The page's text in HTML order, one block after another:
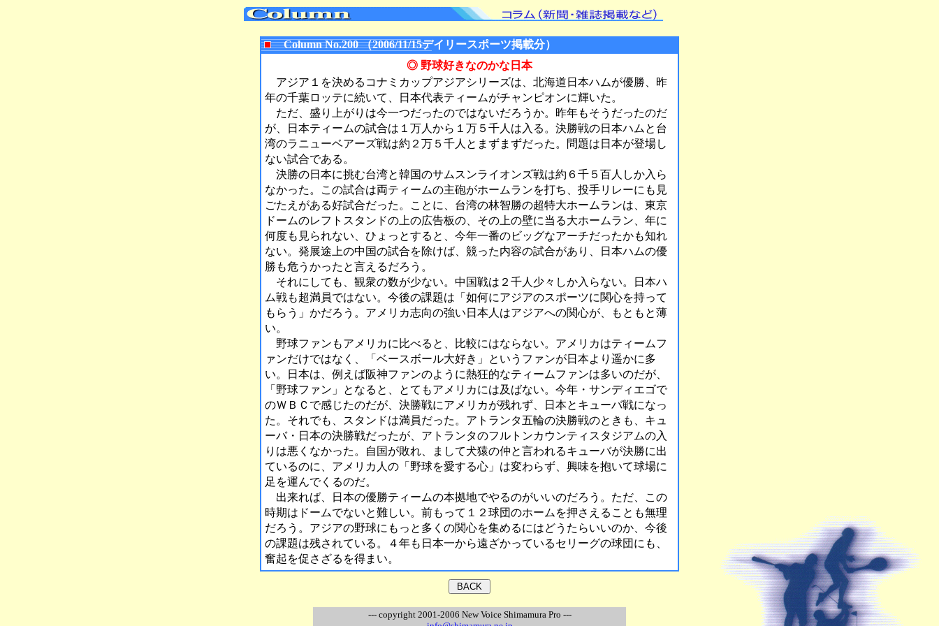
Column No.200 （2006/11/15デイリースポーツ掲載分）
◎ 野球好きなのかな日本
アジア１を決めるコナミカップアジアシリーズは、北海道日本ハムが優勝、昨
年の千葉ロッテに続いて、日本代表ティームがチャンピオンに輝いた。
ただ、盛り上がりは今一つだったのではないだろうか。昨年もそうだったのだ
が、日本ティームの試合は１万人から１万５千人は入る。決勝戦の日本ハムと台
湾のラニューベアーズ戦は約２万５千人とまずまずだった。問題は日本が登場し
ない試合である。
決勝の日本に挑む台湾と韓国のサムスンライオンズ戦は約６千５百人しか入ら
なかった。この試合は両ティームの主砲がホームランを打ち、投手リレーにも見
ごたえがある好試合だった。ことに、台湾の林智勝の超特大ホームランは、東京
ドームのレフトスタンドの上の広告板の、その上の壁に当る大ホームラン、年に
何度も見られない、ひょっとすると、今年一番のビッグなアーチだったかも知れ
ない。発展途上の中国の試合を除けば、競った内容の試合があり、日本ハムの優
勝も危うかったと言えるだろう。
それにしても、観衆の数が少ない。中国戦は２千人少々しか入らない。日本ハ
ム戦も超満員ではない。今後の課題は「如何にアジアのスポーツに関心を持って
もらう」かだろう。アメリカ志向の強い日本人はアジアへの関心が、もともと薄
い。
野球ファンもアメリカに比べると、比較にはならない。アメリカはティームフ
ァンだけではなく、「ベースボール大好き」というファンが日本より遥かに多
い。日本は、例えば阪神ファンのように熱狂的なティームファンは多いのだが、
「野球ファン」となると、とてもアメリカには及ばない。今年・サンディエゴで
のＷＢＣで感じたのだが、決勝戦にアメリカが残れず、日本とキューバ戦になっ
た。それでも、スタンドは満員だった。アトランタ五輪の決勝戦のときも、キュ
ーバ・日本の決勝戦だったが、アトランタのフルトンカウンティスタジアムの入
りは悪くなかった。自国が敗れ、まして犬猿の仲と言われるキューバが決勝に出
ているのに、アメリカ人の「野球を愛する心」は変わらず、興味を抱いて球場に
足を運んでくるのだ。
出来れば、日本の優勝ティームの本拠地でやるのがいいのだろう。ただ、この
時期はドームでないと難しい。前もって１２球団のホームを押さえることも無理
だろう。アジアの野球にもっと多くの関心を集めるにはどうたらいいのか、今後
の課題は残されている。４年も日本一から遠ざかっているセリーグの球団にも、
奮起を促さざるを得まい。
--- copyright 2001-2006 New Voice Shimamura Pro ---